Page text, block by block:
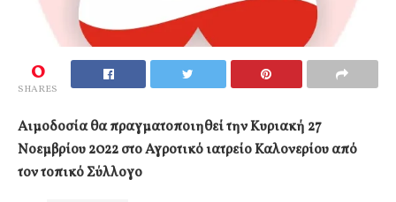
0
SHARES
Αιμοδοσία θα πραγματοποιηθεί την Κυριακή 27
Νοεμβρίου 2022 στο Αγροτικό ιατρείο Καλονερίου από
τον τοπικό Σύλλογο